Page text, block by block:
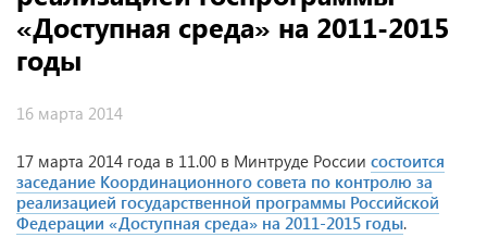
«Доступная среда» на 2011-2015
годы
16 марта 2014
17 марта 2014 года в 11.00 в Минтруде России состоится
заседание Координационного совета по контролю за
реализацией государственной программы Российской
Федерации «Доступная среда» на 2011-2015 годы.